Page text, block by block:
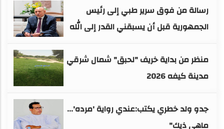
رسالة من فوق سرير طبي إلى رئيس
الجمهورية قبل أن يسبقني القدر إلى الله
منظر من بداية خريف "لحبق" شمال شرقي
مدينة كيفه 2026
جدو ولد خطري يكتب:عندي رواية 'مرده'...
ماهي ذيك"